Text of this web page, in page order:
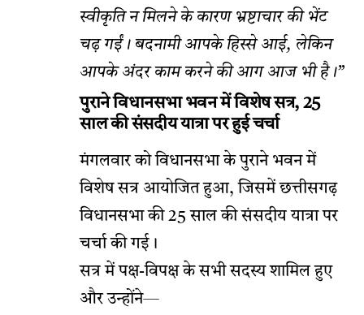
स्वीकृति न मिलने के कारण भ्रष्टाचार की भेंट
चढ़ गईं। बदनामी आपके हिस्से आई, लेकिन
आपके अंदर काम करने की आग आज भी है।”
पुराने विधानसभा भवन में विशेष सत्र, 25
साल की संसदीय यात्रा पर हुई चर्चा
मंगलवार को विधानसभा के पुराने भवन में
विशेष सत्र आयोजित हुआ, जिसमें छत्तीसगढ़
विधानसभा की 25 साल की संसदीय यात्रा पर
चर्चा की गई।
सत्र में पक्ष-विपक्ष के सभी सदस्य शामिल हुए
और उन्होंने—